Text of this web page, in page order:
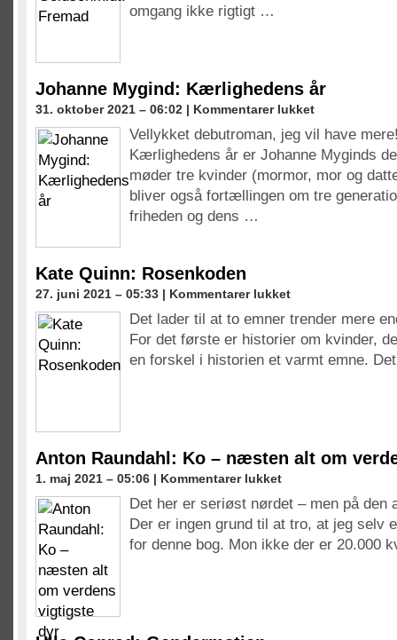
omgang ikke rigtigt …
Johanne Mygind: Kærlighedens år
31. oktober 2021 – 06:02 | Kommentarer lukkettil
Mygind:
Kærlighedens
Vellykket debutroman, jeg vil have
Kærlighedens år er Johanne Myginds
møder tre kvinder (mormor, mor og
bliver også fortællingen om tre
friheden og dens …
Kate Quinn: Rosenkoden
27. juni 2021 – 05:33 | Kommentarer lukkettil
Quinn:
Rosenkoden
Det lader til at to emner trender mere
For det første er historier om kvinder,
en forskel i historien et varmt emne.
Anton Raundahl: Ko – næsten alt om
1. maj 2021 – 05:06 | Kommentarer lukkettil
Raundahl:
Ko
Det her er seriøst nørdet – men på den
Der er ingen grund til at tro, at jeg selv
for denne bog. Mon ikke der er 20.000